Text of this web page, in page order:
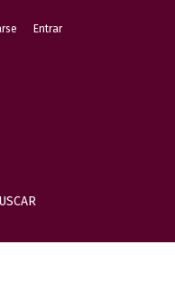
Entrar